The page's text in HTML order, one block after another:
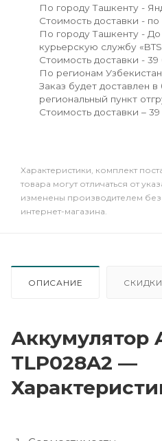
По городу Ташкенту -
Стоимость доставки - по
По городу Ташкенту -
курьерскую службу
Стоимость доставки - 39
По регионам
Заказ будет доставлен
региональный пункт
Стоимость доставки –
Xарактеристики, комплект
товара могут отличаться от
изменены производителем без
интернет-магазина.
ОПИСАНИЕ СКИДКИ
Аккумулятор
TLP028A2 —